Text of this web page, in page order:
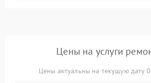
Цены на услуги
Цены актуальны на текущую дату